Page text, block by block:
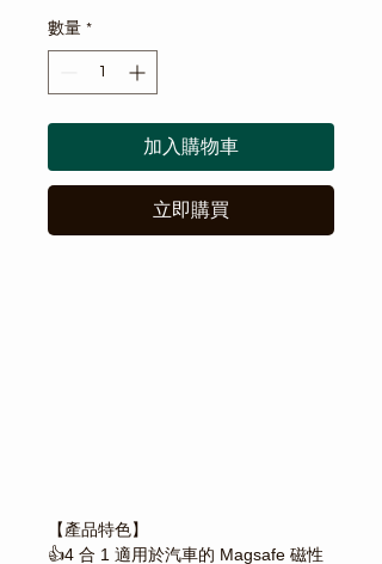
數量 *
加入購物車
立即購買
【產品特色】
👍4 合 1 適用於汽車的 Magsafe 磁性